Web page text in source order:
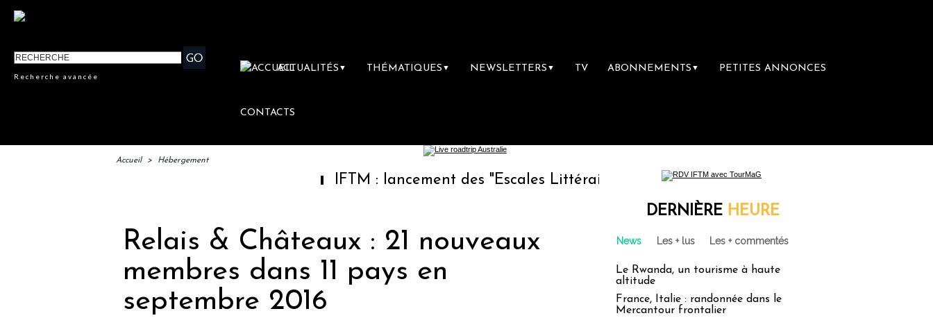
Recherche avancée
ACTUALITÉS ▼ THÉMATIQUES ▼ NEWSLETTERS ▼ TV ABONNEMENTS ▼ PETITES ANNONCES
CONTACTS
Accueil > Hébergement
IFTM : lancement des "Escales Littéraires", la première librairie du voyage
Relais & Châteaux : 21 nouveaux
membres dans 11 pays en
septembre 2016
DERNIÈRE HEURE
News Les + lus Les + commentés
Le Rwanda, un tourisme à haute
altitude
France, Italie : randonnée dans le
Mercantour frontalier